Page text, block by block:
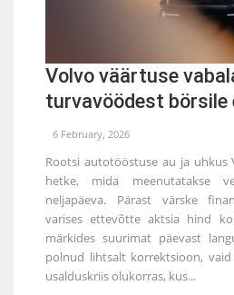
Volvo väärtuse
turvavöödest börsile
6 February, 2026
Rootsi autotööstuse au ja uhkus
hetke, mida meenutatakse
neljapäeva. Pärast värske
varises ettevõtte aktsia hind
märkides suurimat päevast
polnud lihtsalt korrektsioon,
usalduskriis olukorras, kus...